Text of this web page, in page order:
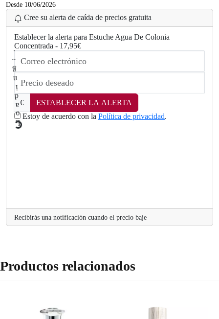
Desde 10/06/2026
Cree su alerta de caída de precios gratuita
Establecer la alerta para Estuche Agua De Colonia
Concentrada - 17,95€
€
ESTABLECER LA ALERTA
Estoy de acuerdo con la Política de privacidad.
.
Recibirás una notificación cuando el precio baje
Productos relacionados